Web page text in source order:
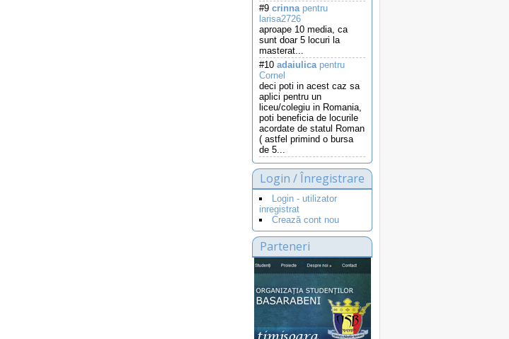
#9 crinnapentru
larisa2726
aproape 10 media, ca
sunt doar 5 locuri la
masterat...
#10 adaiulicapentru
Cornel
deci poti in acest caz sa
aplici pentru un
liceu/colegiu in Romania,
poti beneficia de locurile
acordate de statul Roman
( astfel primind o bursa
de 5...
Login / Înregistrare
Login - utilizator
inregistrat
Crează cont nou
Parteneri